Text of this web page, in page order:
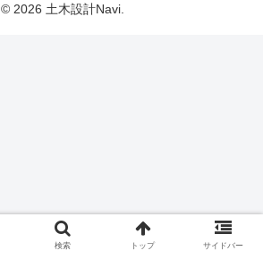
© 2026 土木設計Navi.
検索 トップ サイドバー